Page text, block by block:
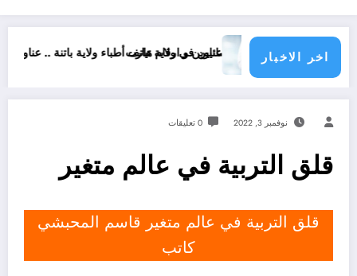
اخر الاخبار
الاخصائيين في ولاية تيارت
عناوين و ارقام هاتف أطباء ولاية باتنة .. عناوين وارقام هاتف أطباء
نوفمبر 3, 2022 0 تعليقات
قلق التربية في عالم متغير
قلق التربية في عالم متغير قاسم المحبشي
كاتب